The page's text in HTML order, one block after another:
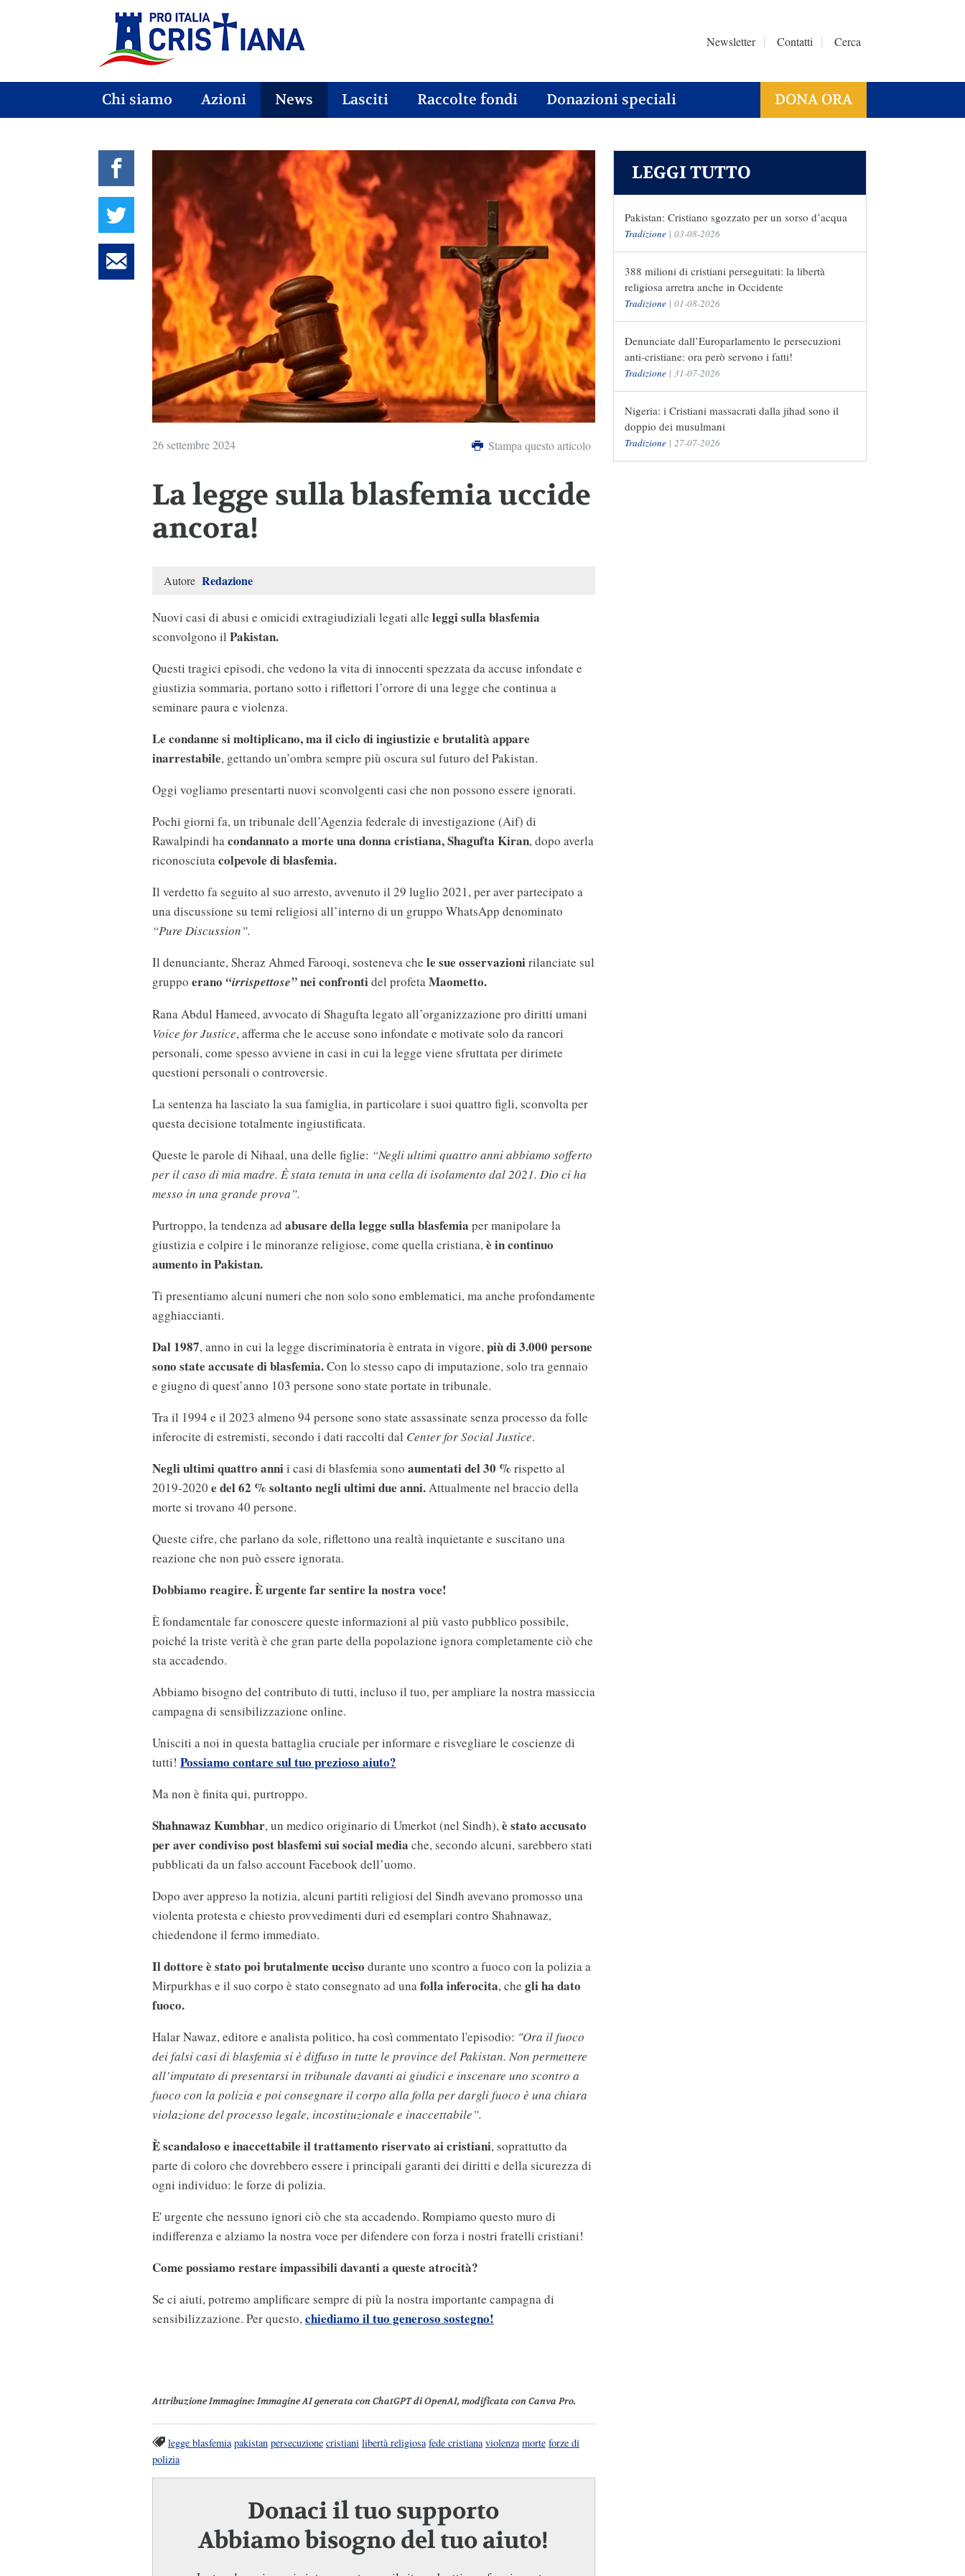
Newsletter Contatti Cerca
Chi siamo Azioni News Lasciti Raccolte fondi Donazioni speciali DONA ORA
26 settembre 2024 Stampa questo articolo
La legge sulla blasfemia uccide
ancora!
Autore Redazione
Nuovi casi di abusi e omicidi extragiudiziali legati alle leggi sulla blasfemia
sconvolgono il Pakistan.
Questi tragici episodi, che vedono la vita di innocenti spezzata da accuse infondate e
giustizia sommaria, portano sotto i riflettori l’orrore di una legge che continua a
seminare paura e violenza.
Le condanne si moltiplicano, ma il ciclo di ingiustizie e brutalità appare
inarrestabile, gettando un’ombra sempre più oscura sul futuro del Pakistan.
Oggi vogliamo presentarti nuovi sconvolgenti casi che non possono essere ignorati.
Pochi giorni fa, un tribunale dell’Agenzia federale di investigazione (Aif) di
Rawalpindi hacondannato a morte una donna cristiana, Shagufta Kiran, dopo averla
riconosciutacolpevole di blasfemia.
Il verdetto fa seguito al suo arresto, avvenuto il 29 luglio 2021, per aver partecipato a
una discussione su temi religiosi all’interno di un gruppo WhatsApp denominato
“Pure Discussion”.
Il denunciante, Sheraz Ahmed Farooqi, sosteneva che le sue osservazionirilanciate sul
gruppo erano “irrispettose”nei confrontidel profetaMaometto.
Rana Abdul Hameed, avvocato di Shagufta legato all’organizzazione pro diritti umani
Voice for Justice, afferma che le accuse sono infondate e motivate solo da rancori
personali, come spesso avviene in casi in cui la legge viene sfruttata per dirimete
questioni personali o controversie.
La sentenza ha lasciato la sua famiglia, in particolare i suoi quattro figli, sconvolta per
questa decisione totalmente ingiustificata.
Queste le parole di Nihaal, una delle figlie: “Negli ultimi quattro anni abbiamo sofferto
per il caso di mia madre. È stata tenuta in una cella di isolamento dal 2021. Dio ci ha
messo in una grande prova”.
Purtroppo, la tendenza ad abusare della legge sulla blasfemia per manipolare la
giustizia e colpire i le minoranze religiose, come quella cristiana,è in continuo
aumento in Pakistan.
Ti presentiamo alcuni numeri che non solo sono emblematici, ma anche profondamente
agghiaccianti.
Dal 1987, anno in cui la legge discriminatoria è entrata in vigore,più di 3.000 persone
sono state accusate di blasfemia.Con lo stesso capo di imputazione, solo tra gennaio
e giugno di quest’anno 103 persone sono state portate in tribunale.
Tra il 1994 e il 2023 almeno 94 persone sono state assassinate senza processo da folle
inferocite di estremisti, secondo i dati raccolti dal Center for Social Justice.
Negli ultimi quattro annii casi di blasfemia sono aumentati del 30 % rispetto al
2019-2020 e del 62 % soltanto negli ultimi due anni.Attualmente nel braccio della
morte si trovano 40 persone.
Queste cifre, che parlano da sole, riflettono una realtà inquietante e suscitano una
reazione che non può essere ignorata.
Dobbiamo reagire. È urgente far sentire la nostra voce!
È fondamentale far conoscere queste informazioni al più vasto pubblico possibile,
poiché la triste verità è che gran parte della popolazione ignora completamente ciò che
sta accadendo.
Abbiamo bisogno del contributo di tutti, incluso il tuo, per ampliare la nostra massiccia
campagna di sensibilizzazione online.
Unisciti a noi in questa battaglia cruciale per informare e risvegliare le coscienze di
tutti! Possiamo contare sul tuo prezioso aiuto?
Ma non è finita qui, purtroppo.
Shahnawaz Kumbhar, un medico originario di Umerkot (nel Sindh),è stato accusato
per aver condiviso post blasfemi sui social media che, secondo alcuni, sarebbero stati
pubblicati da un falso account Facebook dell’uomo.
Dopo aver appreso la notizia, alcuni partiti religiosi del Sindh avevano promosso una
violenta protesta e chiesto provvedimenti duri ed esemplari contro Shahnawaz,
chiedendone il fermo immediato.
Il dottore è stato poi brutalmente ucciso durante uno scontro a fuoco con la polizia a
Mirpurkhas e il suo corpo è stato consegnato ad unafolla inferocita, che gli ha dato
fuoco.
Halar Nawaz, editore e analista politico, ha così commentato l'episodio: "Ora il fuoco
dei falsi casi di blasfemia si è diffuso in tutte le province del Pakistan. Non permettere
all’imputato di presentarsi in tribunale davanti ai giudici e inscenare uno scontro a
fuoco con la polizia e poi consegnare il corpo alla folla per dargli fuoco è una chiara
violazione del processo legale, incostituzionale e inaccettabile”.
È scandaloso e inaccettabile il trattamento riservato ai cristiani, soprattutto da
parte di coloro che dovrebbero essere i principali garanti dei diritti e della sicurezza di
ogni individuo: le forze di polizia.
E' urgente che nessuno ignori ciò che sta accadendo. Rompiamo questo muro di
indifferenza e alziamo la nostra voce per difendere con forza i nostri fratelli cristiani!
Come possiamo restare impassibili davanti a queste atrocità?
Se ci aiuti, potremo amplificare sempre di più la nostra importante campagna di
sensibilizzazione. Per questo,chiediamo il tuo generoso sostegno!
Attribuzione Immagine: Immagine AI generata con ChatGPT di OpenAI, modificata con Canva Pro.
legge blasfemia pakistan persecuzione cristiani libertà religiosa fede cristiana violenza morte forze di
polizia
Donaci il tuo supporto
Abbiamo bisogno del tuo aiuto!
LEGGI TUTTO
Pakistan: Cristiano sgozzato per un sorso d’acqua
Tradizione | 03-08-2026
388 milioni di cristiani perseguitati: la libertà
religiosa arretra anche in Occidente
Tradizione | 01-08-2026
Denunciate dall’Europarlamento le persecuzioni
anti-cristiane: ora però servono i fatti!
Tradizione | 31-07-2026
Nigeria: i Cristiani massacrati dalla jihad sono il
doppio dei musulmani
Tradizione | 27-07-2026